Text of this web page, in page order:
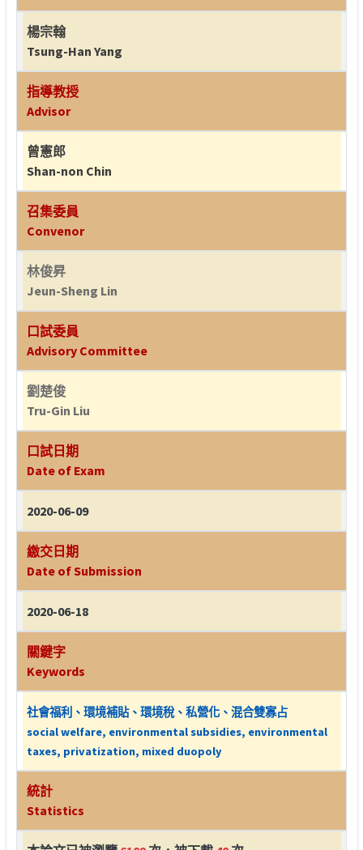
楊宗翰
Tsung-Han Yang
指導教授
Advisor
曾憲郎
Shan-non Chin
召集委員
Convenor
林俊昇
Jeun-Sheng Lin
口試委員
Advisory Committee
劉楚俊
Tru-Gin Liu
口試日期
Date of Exam
2020-06-09
繳交日期
Date of Submission
2020-06-18
關鍵字
Keywords
社會福利、環境補貼、環境稅、私營化、混合雙寡占
social welfare, environmental subsidies, environmental
taxes, privatization, mixed duopoly
統計
Statistics